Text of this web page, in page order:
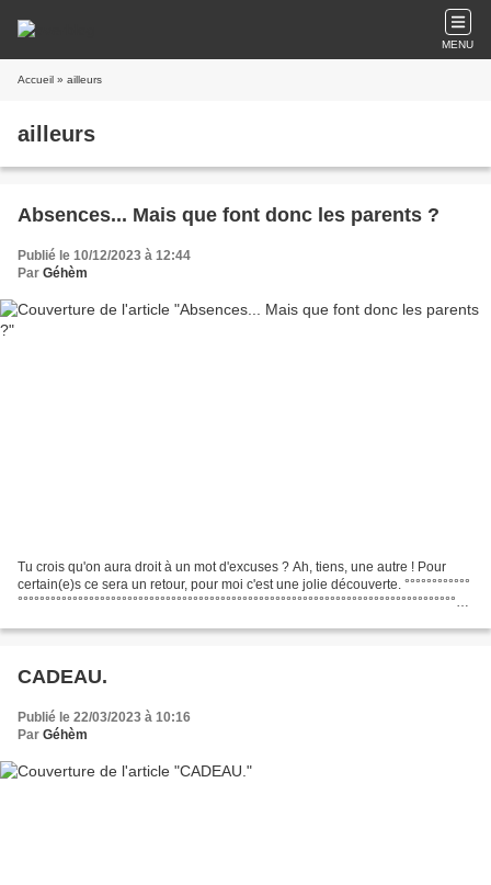
MENU
Accueil » ailleurs
ailleurs
Absences... Mais que font donc les parents ?
Publié le 10/12/2023 à 12:44
Par Géhèm
Tu crois qu'on aura droit à un mot d'excuses ? Ah, tiens, une autre ! Pour
certain(e)s ce sera un retour, pour moi c'est une jolie découverte. °°°°°°°°°°°°
°°°°°°°°°°°°°°°°°°°°°°°°°°°°°°°°°°°°°°°°°°°°°°°°°°°°°°°°°°°°°°°°°°°°°°°°°°°°°°°°°°°
CADEAU.
Publié le 22/03/2023 à 10:16
Par Géhèm